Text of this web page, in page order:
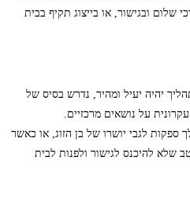
שלום ובגישור, או בייצוג תקיף בבית
יהיה יעיל ומהיר, נדרש בסיס של
על נושאים מרכזיים.
ספקות לגבי יושרו של בן הזוג, או כאשר
שלא להיכנס לגישור ולפנות לבית